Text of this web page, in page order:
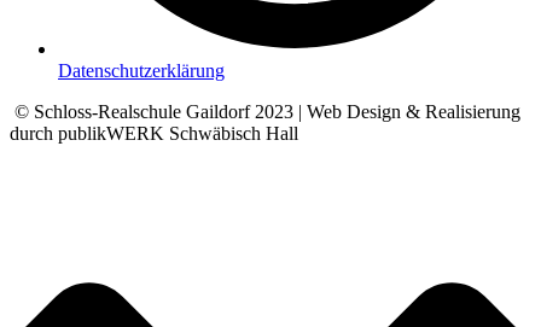
Datenschutzerklärung
© Schloss-Realschule Gaildorf 2023 | Web Design & Realisierung
durch publikWERK Schwäbisch Hall